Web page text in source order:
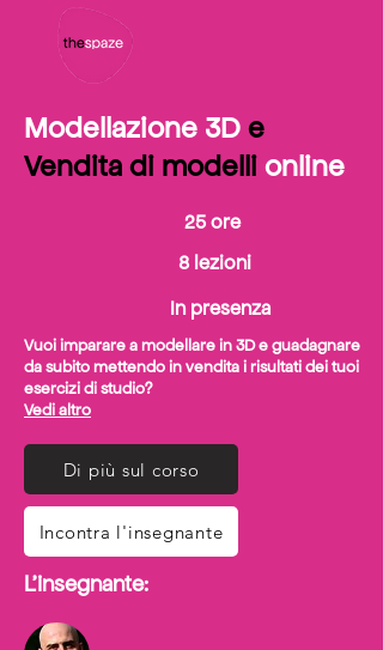
Modellazione 3D e
Vendita di modelli online
25 ore
8 lezioni
In presenza
Vuoi imparare a modellare in 3D e guadagnare
da subito mettendo in vendita i risultati dei tuoi
esercizi di studio?
Vedi altro
Di più sul corso
Incontra l'insegnante
L'insegnante: